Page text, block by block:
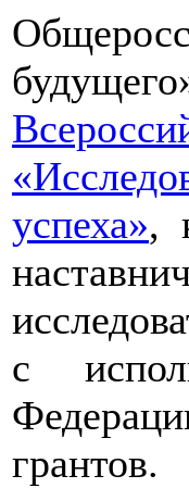
успеха»,
с
грантов.